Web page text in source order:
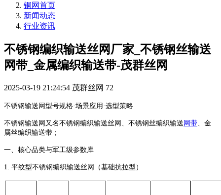
铜网首页
新闻动态
行业资讯
不锈钢编织输送丝网厂家_不锈钢丝输送
网带_金属编织输送带-茂群丝网
2025-03-19 21:24:54 茂群丝网 72
不锈钢输送网型号规格·场景应用·选型策略
不锈钢输送网又名不锈钢编织输送丝网、不锈钢丝编织输送 网带、金
属丝编织输送带；‌
一、核心品类与军工级参数库
1. ‌平纹型不锈钢编织输送丝网（基础抗拉型）‌